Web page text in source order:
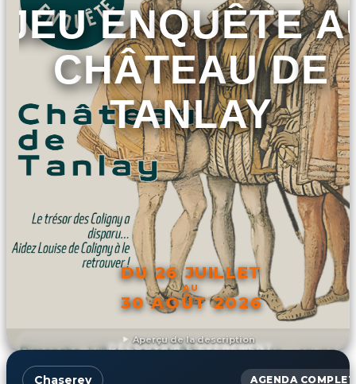
Aperçu de la description
JEU ENQUÊTE
CHÂTEAU DE
TANLAY
DU 26 JUILLET
AU
30 AOÛT 2026
DÉCOUVRIR L'ÉVÉNEMENT
Chaserey AGENDA COMPLET